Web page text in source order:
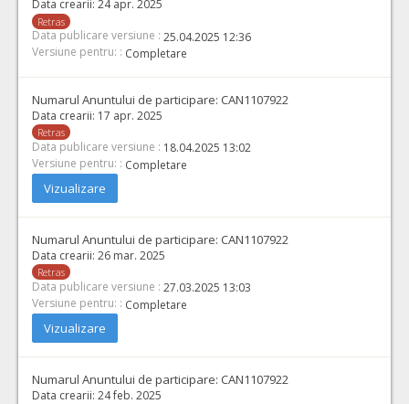
Data crearii: 24 apr. 2025
Retras
Data publicare versiune : 25.04.2025 12:36
Versiune pentru: : Completare
Numarul Anuntului de participare: CAN1107922
Data crearii: 17 apr. 2025
Retras
Data publicare versiune : 18.04.2025 13:02
Versiune pentru: : Completare
Vizualizare
Numarul Anuntului de participare: CAN1107922
Data crearii: 26 mar. 2025
Retras
Data publicare versiune : 27.03.2025 13:03
Versiune pentru: : Completare
Vizualizare
Numarul Anuntului de participare: CAN1107922
Data crearii: 24 feb. 2025